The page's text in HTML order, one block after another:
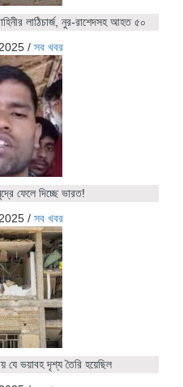
লাঠিচার্জ, নুর-রাশেদসহ আহত ৫০
/ সব খবর
ফেলে দিচ্ছে ভারত!
/ সব খবর
যে ভয়াবহ দৃশ্য তৈরি হয়েছিল